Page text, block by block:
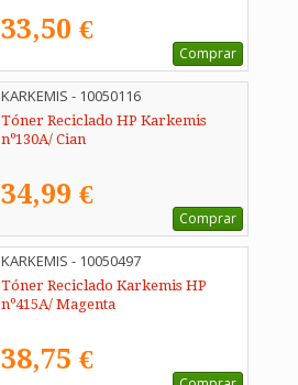
33,50 €
Comprar
KARKEMIS - 10050116
Tóner Reciclado HP Karkemis
nº130A/ Cian
34,99 €
Comprar
KARKEMIS - 10050497
Tóner Reciclado Karkemis HP
nº415A/ Magenta
38,75 €